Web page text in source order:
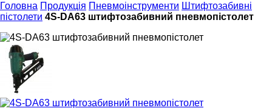
Головна Продукція Пневмоінструменти Штифтозабивні
пістолети 4S-DA63 штифтозабивний пневмопістолет